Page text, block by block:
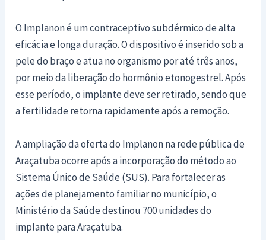
O Implanon é um contraceptivo subdérmico de alta
eficácia e longa duração. O dispositivo é inserido sob a
pele do braço e atua no organismo por até três anos,
por meio da liberação do hormônio etonogestrel. Após
esse período, o implante deve ser retirado, sendo que
a fertilidade retorna rapidamente após a remoção.
A ampliação da oferta do Implanon na rede pública de
Araçatuba ocorre após a incorporação do método ao
Sistema Único de Saúde (SUS). Para fortalecer as
ações de planejamento familiar no município, o
Ministério da Saúde destinou 700 unidades do
implante para Araçatuba.